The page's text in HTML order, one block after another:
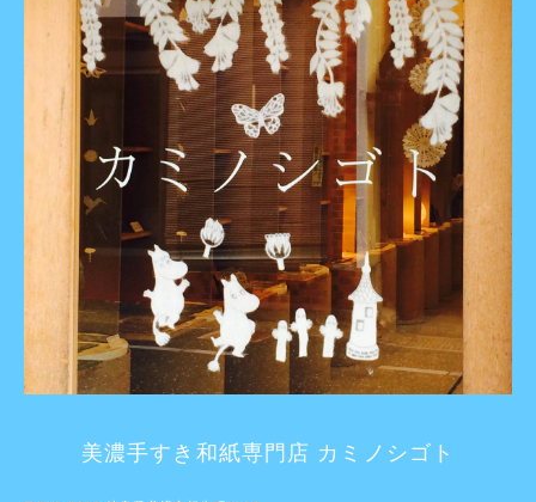
美濃手すき和紙専門店 カミノシゴト